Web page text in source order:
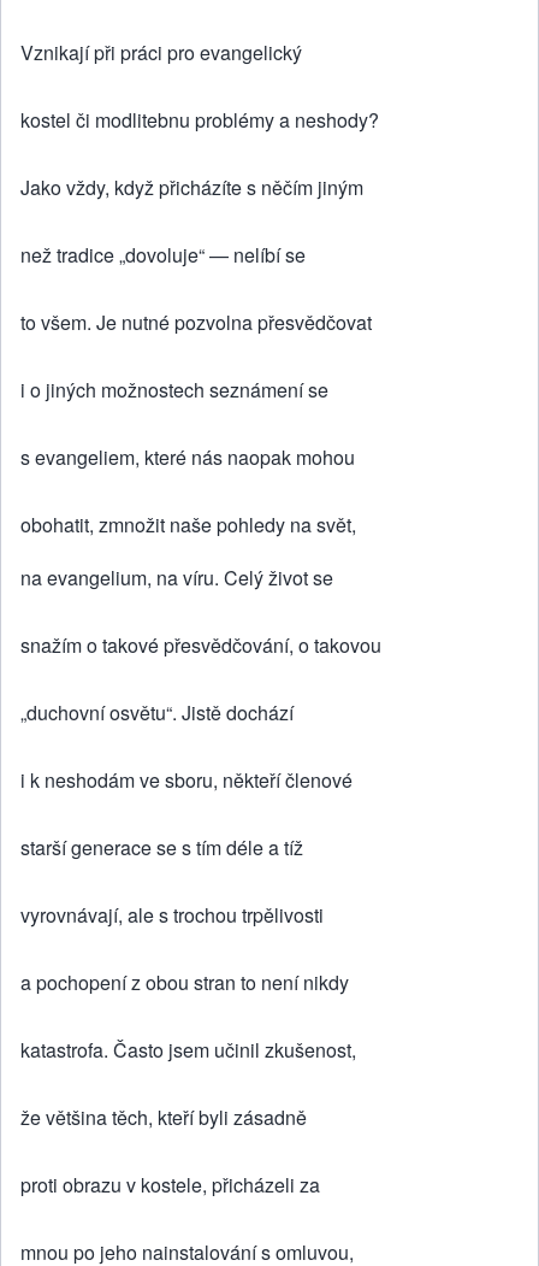
Vznikají při práci pro evangelický
kostel či modlitebnu problémy a neshody?
Jako vždy, když přicházíte s něčím jiným
než tradice „dovoluje“ — nelíbí se
to všem. Je nutné pozvolna přesvědčovat
i o jiných možnostech seznámení se
s evangeliem, které nás naopak mohou
obohatit, zmnožit naše pohledy na svět,
na evangelium, na víru. Celý život se
snažím o takové přesvědčování, o takovou
„duchovní osvětu“. Jistě dochází
i k neshodám ve sboru, někteří členové
starší generace se s tím déle a tíž
vyrovnávají, ale s trochou trpělivosti
a pochopení z obou stran to není nikdy
katastrofa. Často jsem učinil zkušenost,
že většina těch, kteří byli zásadně
proti obrazu v kostele, přicházeli za
mnou po jeho nainstalování s omluvou,